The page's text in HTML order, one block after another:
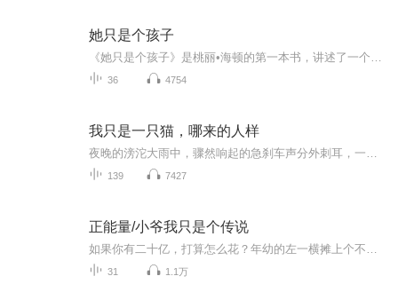
她只是个孩子
36 4754
我只是一只猫，哪来的人样
139 7427
正能量/小爷我只是个传说
31 1.1万